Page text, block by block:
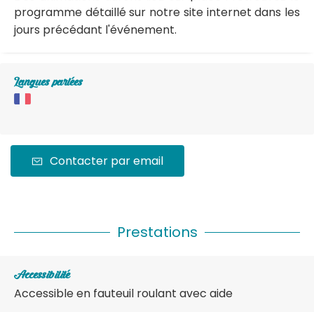
programme détaillé sur notre site internet dans les
jours précédant l'événement.
Langues parlées
Contacter par email
Prestations
Accessibilité
Accessible en fauteuil roulant avec aide